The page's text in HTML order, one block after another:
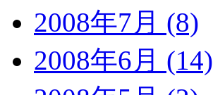
2008年7月 (8)
2008年6月 (14)